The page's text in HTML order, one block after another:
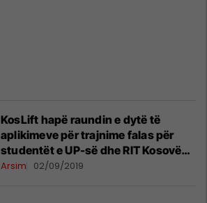
KosLift hapë raundin e dytë të
aplikimeve për trajnime falas për
studentët e UP-së dhe RIT Kosovë
(A.U.K)
Arsim 02/09/2019